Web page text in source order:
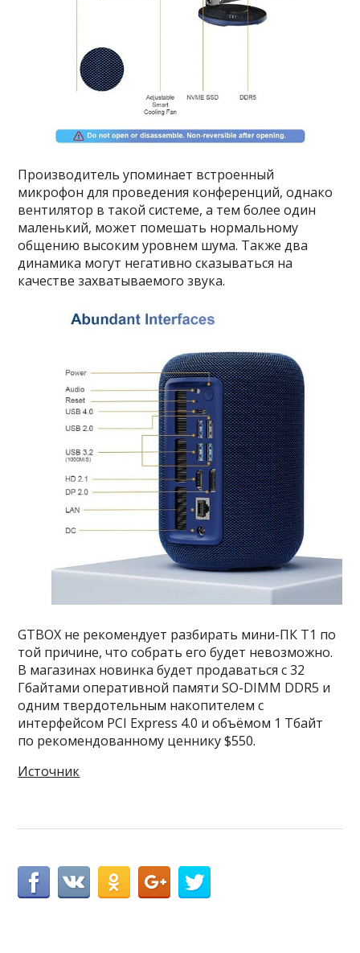
Производитель упоминает встроенный
микрофон для проведения конференций, однако
вентилятор в такой системе, а тем более один
маленький, может помешать нормальному
общению высоким уровнем шума. Также два
динамика могут негативно сказываться на
качестве захватываемого звука.
GTBOX не рекомендует разбирать мини-ПК T1 по
той причине, что собрать его будет невозможно.
В магазинах новинка будет продаваться с 32
Гбайтами оперативной памяти SO-DIMM DDR5 и
одним твердотельным накопителем с
интерфейсом PCI Express 4.0 и объёмом 1 Тбайт
по рекомендованному ценнику $550.
Источник